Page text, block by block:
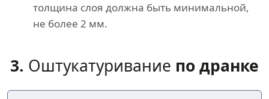
толщина слоя должна быть минимальной,
не более 2 мм.
3. Оштукатуривание по дранке